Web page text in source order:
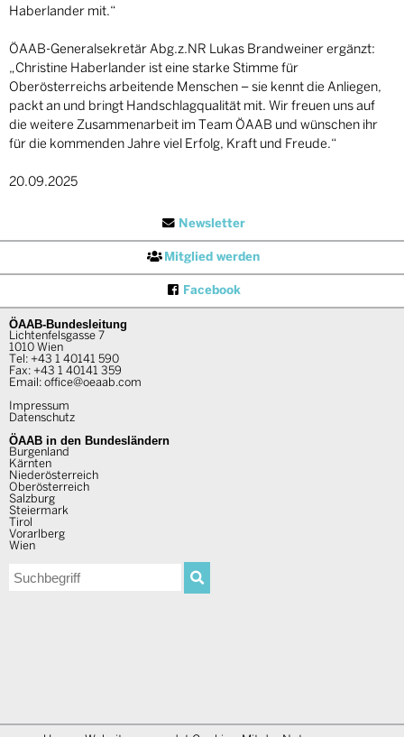
Haberlander mit.“
ÖAAB-Generalsekretär Abg.z.NR Lukas Brandweiner ergänzt:
„Christine Haberlander ist eine starke Stimme für
Oberösterreichs arbeitende Menschen – sie kennt die Anliegen,
packt an und bringt Handschlagqualität mit. Wir freuen uns auf
die weitere Zusammenarbeit im Team ÖAAB und wünschen ihr
für die kommenden Jahre viel Erfolg, Kraft und Freude.“
20.09.2025
Newsletter
Mitglied werden
Facebook
ÖAAB-Bundesleitung
Lichtenfelsgasse 7
1010 Wien
Tel: +43 1 40141 590
Fax: +43 1 40141 359
Email: office@oeaab.com
Impressum
Datenschutz
ÖAAB in den Bundesländern
Burgenland
Kärnten
Niederösterreich
Oberösterreich
Salzburg
Steiermark
Tirol
Vorarlberg
Wien